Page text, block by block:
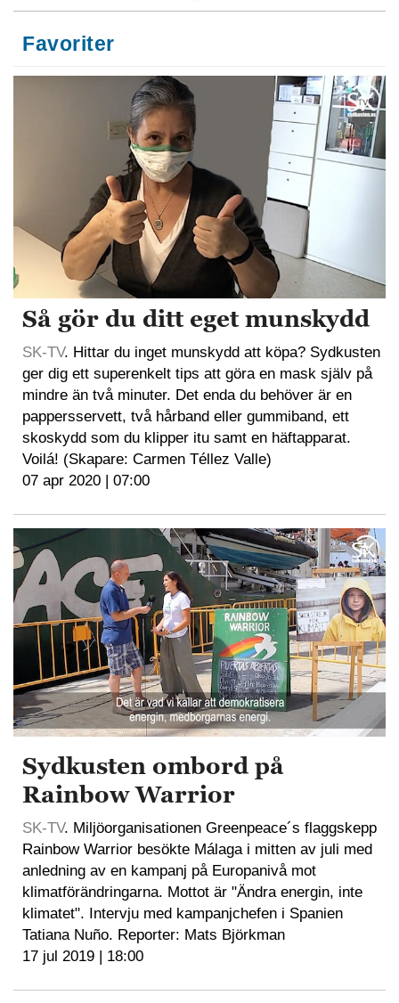
Favoriter
Så gör du ditt eget munskydd
SK-TV. Hittar du inget munskydd att köpa? Sydkusten
ger dig ett superenkelt tips att göra en mask själv på
mindre än två minuter. Det enda du behöver är en
pappersservett, två hårband eller gummiband, ett
skoskydd som du klipper itu samt en häftapparat.
Voilá! (Skapare: Carmen Téllez Valle)
07 apr 2020 | 07:00
Sydkusten ombord på
Rainbow Warrior
SK-TV. Miljöorganisationen Greenpeace´s flaggskepp
Rainbow Warrior besökte Málaga i mitten av juli med
anledning av en kampanj på Europanivå mot
klimatförändringarna. Mottot är "Ändra energin, inte
klimatet". Intervju med kampanjchefen i Spanien
Tatiana Nuño. Reporter: Mats Björkman
17 jul 2019 | 18:00